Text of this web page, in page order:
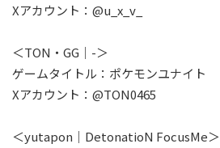
Xアカウント：@u_x_v_
＜TON・GG｜-＞
ゲームタイトル：ポケモンユナイト
Xアカウント：@TON0465
＜yutapon｜DetonatioN FocusMe＞